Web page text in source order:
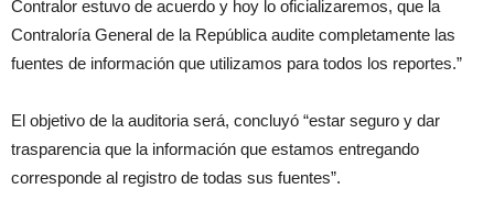
Contralor estuvo de acuerdo y hoy lo oficializaremos, que la
Contraloría General de la República audite completamente las
fuentes de información que utilizamos para todos los reportes.”
El objetivo de la auditoria será, concluyó “estar seguro y dar
trasparencia que la información que estamos entregando
corresponde al registro de todas sus fuentes”.